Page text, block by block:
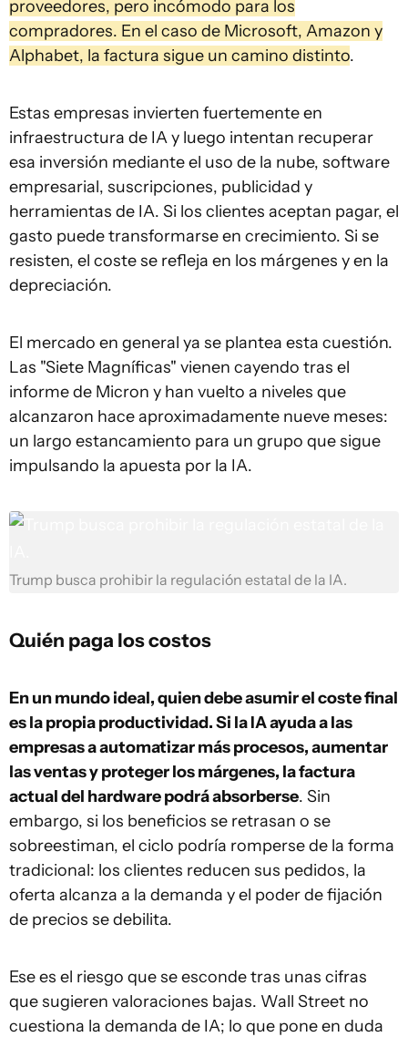
proveedores, pero incómodo para los
compradores. En el caso de Microsoft, Amazon y
Alphabet, la factura sigue un camino distinto.
Estas empresas invierten fuertemente en
infraestructura de IA y luego intentan recuperar
esa inversión mediante el uso de la nube, software
empresarial, suscripciones, publicidad y
herramientas de IA. Si los clientes aceptan pagar, el
gasto puede transformarse en crecimiento. Si se
resisten, el coste se refleja en los márgenes y en la
depreciación.
El mercado en general ya se plantea esta cuestión.
Las "Siete Magníficas" vienen cayendo tras el
informe de Micron y han vuelto a niveles que
alcanzaron hace aproximadamente nueve meses:
un largo estancamiento para un grupo que sigue
impulsando la apuesta por la IA.
Trump busca prohibir la regulación estatal de la IA.
Quién paga los costos
En un mundo ideal, quien debe asumir el coste final
es la propia productividad. Si la IA ayuda a las
empresas a automatizar más procesos, aumentar
las ventas y proteger los márgenes, la factura
actual del hardware podrá absorberse. Sin
embargo, si los beneficios se retrasan o se
sobreestiman, el ciclo podría romperse de la forma
tradicional: los clientes reducen sus pedidos, la
oferta alcanza a la demanda y el poder de fijación
de precios se debilita.
Ese es el riesgo que se esconde tras unas cifras
que sugieren valoraciones bajas. Wall Street no
cuestiona la demanda de IA; lo que pone en duda